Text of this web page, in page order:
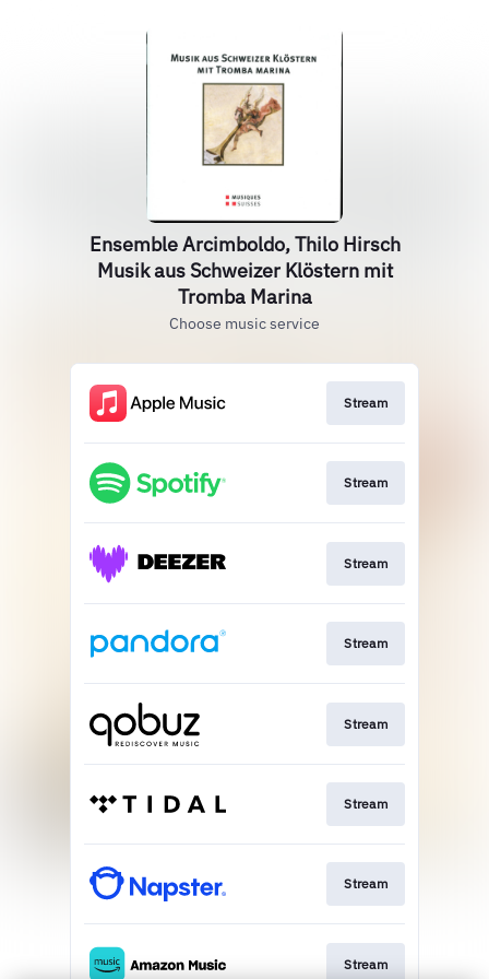
Ensemble Arcimboldo, Thilo Hirsch
Musik aus Schweizer Klöstern mit
Tromba Marina
Choose music service
Stream
Stream
Stream
Stream
Stream
Stream
Stream
Stream